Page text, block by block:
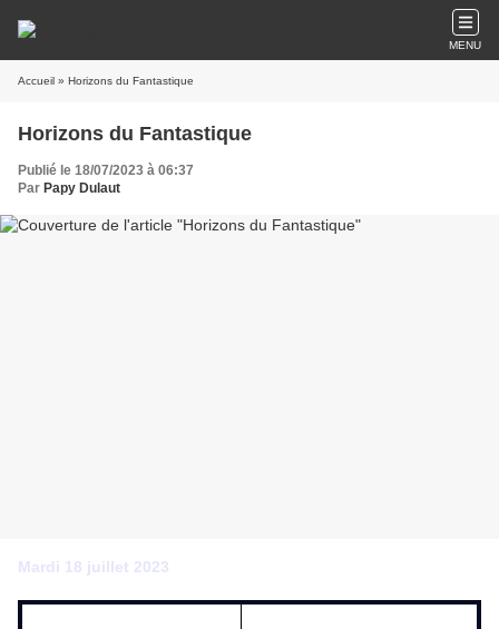
MENU
Accueil » Horizons du Fantastique
Horizons du Fantastique
Publié le 18/07/2023 à 06:37
Par Papy Dulaut
Mardi 18 juillet 2023